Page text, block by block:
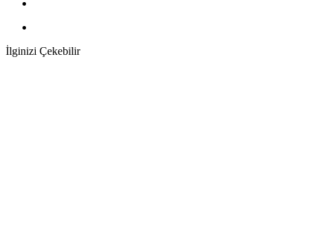
İlginizi Çekebilir